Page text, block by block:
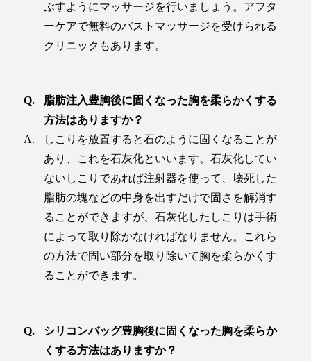
ぶすようにマッサージを行いましょう。アフタ
ーケアで無料のバストマッサージを受けられる
クリニックもあります。
脂肪注入豊胸後に固くなった胸を柔らかくする
方法はありますか？
しこりを放置すると石のように固くなることが
あり、これを石灰化といいます。石灰化してい
ないしこりであれば注射器を使って、壊死した
脂肪の塊などの中身を出すだけで固さを解消す
ることができますが、石灰化したしこりは手術
によって取り除かなければなりません。これら
の方法で固い部分を取り除いて胸を柔らかくす
ることができます。
シリコンバッグ豊胸後に固くなった胸を柔らか
くする方法はありますか？